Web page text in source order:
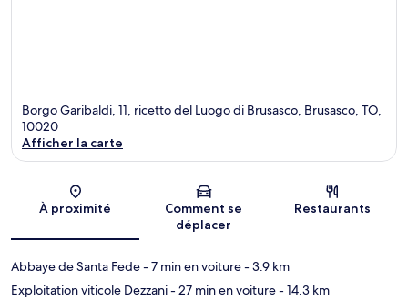
Borgo Garibaldi, 11, ricetto del Luogo di Brusasco, Brusasco, TO,
10020
Afficher la carte
À proximité
Comment se
déplacer
Restaurants
Abbaye de Santa Fede- 7 min en voiture- 3.9 km
Exploitation viticole Dezzani- 27 min en voiture- 14.3 km